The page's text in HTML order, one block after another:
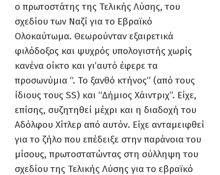
ο πρωτοστάτης της Τελικής Λύσης, του
σχεδίου των Ναζί για το Εβραϊκό
Ολοκαύτωμα. Θεωρούνταν εξαιρετικά
φιλόδοξος και ψυχρός υπολογιστής χωρίς
κανένα οίκτο και γι’αυτό έφερε τα
προσωνύμια “. Το ξανθό κτήνος” (από τους
ίδιους τους SS) και “Δήμιος Χάιντριχ”. Είχε,
επίσης, συζητηθεί μέχρι και η διαδοχή του
Αδόλφου Χίτλερ από αυτόν. Είχε ανταμειφθεί
για το ζήλο που επέδειξε στην παράνοια του
μίσους, πρωτοστατώντας στη σύλληψη του
σχεδίου της Τελικής Λύσης για το εβραϊκό